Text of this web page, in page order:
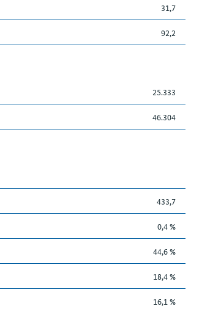
31,7
92,2
25.333
46.304
433,7
0,4 %
44,6 %
18,4 %
16,1 %